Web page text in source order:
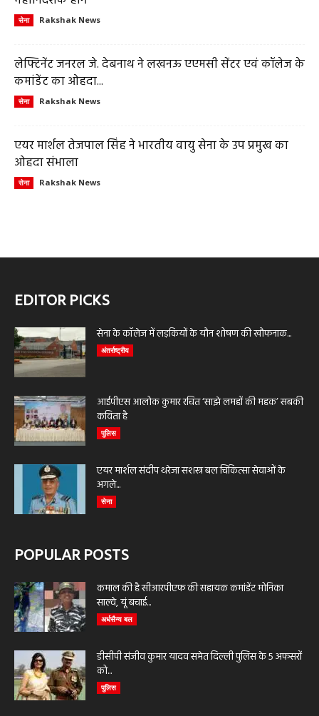
सेना Rakshak News
लेफ्टिनेंट जनरल जे. देबनाथ ने लखनऊ एएमसी सेंटर एवं कॉलेज के
कमांडेंट का ओहदा...
सेना Rakshak News
एयर मार्शल तेजपाल सिंह ने भारतीय वायु सेना के उप प्रमुख का
ओहदा संभाला
सेना Rakshak News
EDITOR PICKS
सेना के कॉलेज में लड़कियों के यौन शोषण की खौफनाक...
अंतर्राष्ट्रीय
आईपीएस आलोक कुमार रचित ‘साझे लमहों की महक’ सबकी
कविता है
पुलिस
एयर मार्शल संदीप थरेजा सशस्त्र बल चिकित्सा सेवाओं के
अगले...
सेना
POPULAR POSTS
कमाल की है सीआरपीएफ की सहायक कमांडेंट मोनिका
साल्वे, यूं बचाई...
अर्धसैन्य बल
डीसीपी संजीव कुमार यादव समेत दिल्ली पुलिस के 5 अफसरों
को...
पुलिस